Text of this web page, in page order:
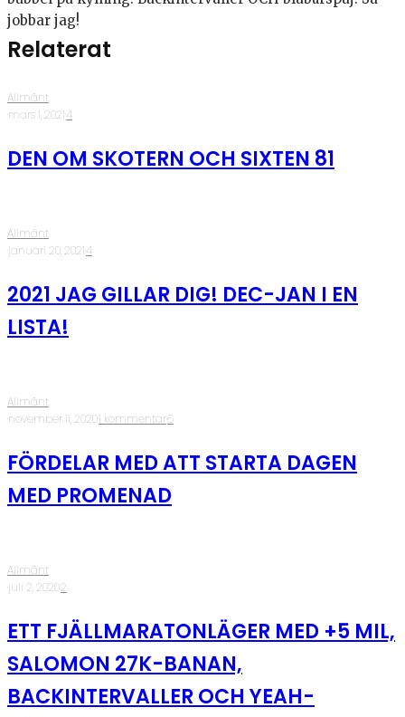
jobbar jag!
Relaterat
Allmänt
·mars 1, 2021·4
DEN OM SKOTERN OCH SIXTEN 81
Allmänt
·januari 20, 2021·4
2021 JAG GILLAR DIG! DEC-JAN I EN
LISTA!
Allmänt
·november 11, 2020·1 kommentar·6
FÖRDELAR MED ATT STARTA DAGEN
MED PROMENAD
Allmänt
·juli 2, 2020·2
ETT FJÄLLMARATONLÄGER MED +5 MIL,
SALOMON 27K-BANAN,
BACKINTERVALLER OCH YEAH-